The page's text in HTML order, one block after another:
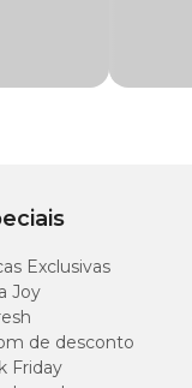
10 minutos,
Exclusivas
Joy
de desconto
Friday